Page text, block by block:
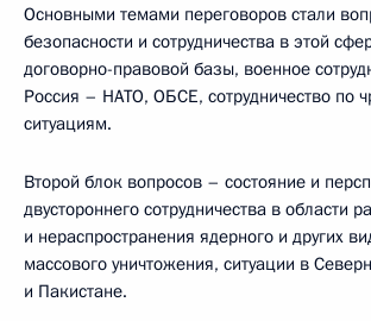
Основными темами переговоров стали
безопасности и сотрудничества в этой
договорно-правовой базы, военное
Россия – НАТО, ОБСЕ, сотрудничество по
ситуациям.
Второй блок вопросов – состояние и
двустороннего сотрудничества в области
и нераспространения ядерного и других
массового уничтожения, ситуации в
и Пакистане.